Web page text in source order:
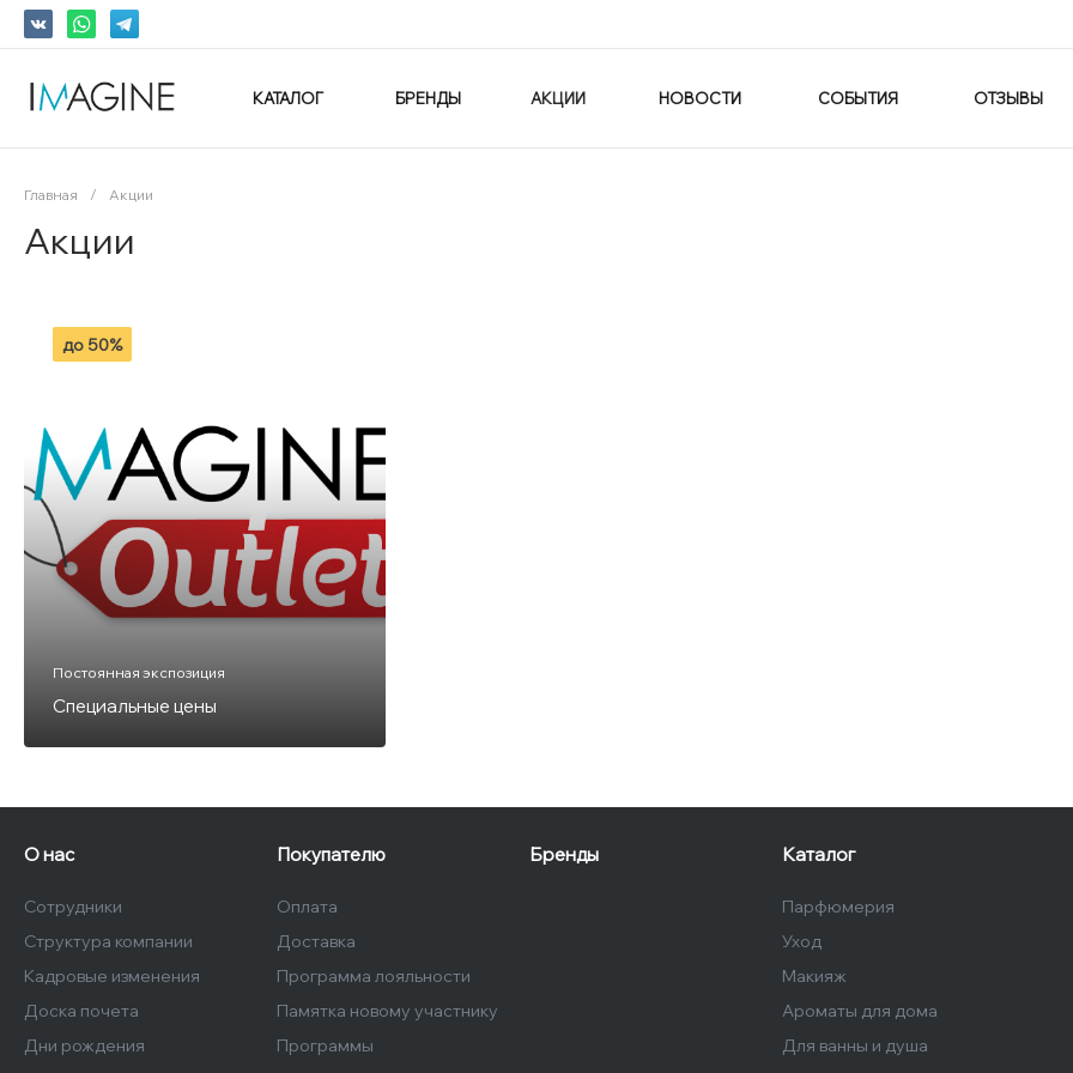
КАТАЛОГ БРЕНДЫ АКЦИИ НОВОСТИ СОБЫТИЯ ОТЗЫВЫ
Главная / Акции
Акции
Постоянная экспозиция
Специальные цены
до 50%
О нас
Сотрудники
Структура компании
Кадровые изменения
Доска почета
Дни рождения
Покупателю
Оплата
Доставка
Программа лояльности
Памятка новому участнику
Программы
Бренды Каталог
Парфюмерия
Уход
Макияж
Ароматы для дома
Для ванны и душа